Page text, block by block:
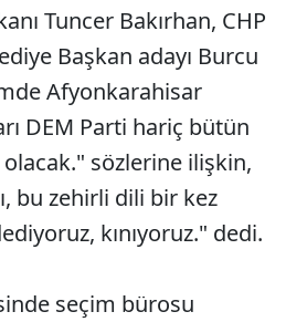
Tuncer Bakırhan, CHP
Başkan adayı Burcu
Afyonkarahisar
DEM Parti hariç bütün
sözlerine ilişkin,
bu zehirli dili bir kez
kınıyoruz." dedi.
seçim bürosu